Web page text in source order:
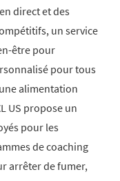
direct et des
un service
être pour
pour tous
alimentation
US propose un
pour les
de coaching
arrêter de fumer,